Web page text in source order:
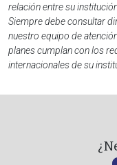
relación entre su
Siempre debe consultar
nuestro equipo de
planes cumplan con los
internacionales de su